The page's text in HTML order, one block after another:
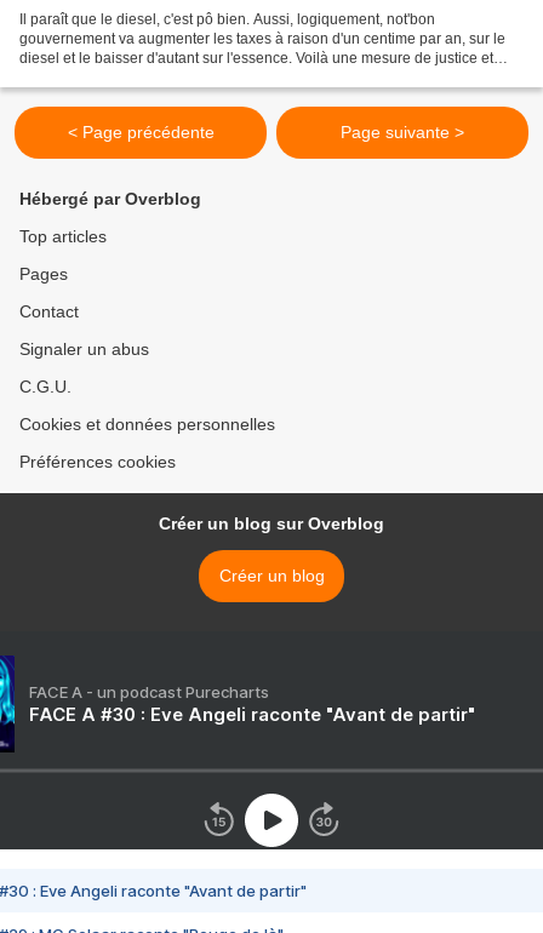
Il paraît que le diesel, c'est pô bien. Aussi, logiquement, not'bon
gouvernement va augmenter les taxes à raison d'un centime par an, sur le
diesel et le baisser d'autant sur l'essence. Voilà une mesure de justice et
< Page précédente Page suivante >
Hébergé par Overblog
Top articles
Pages
Contact
Signaler un abus
C.G.U.
Cookies et données personnelles
Préférences cookies
Créer un blog sur Overblog
Créer un blog
FACE A - un podcast Purecharts
FACE A #30 : Eve Angeli raconte "Avant de partir"
#30 : Eve Angeli raconte "Avant de partir"